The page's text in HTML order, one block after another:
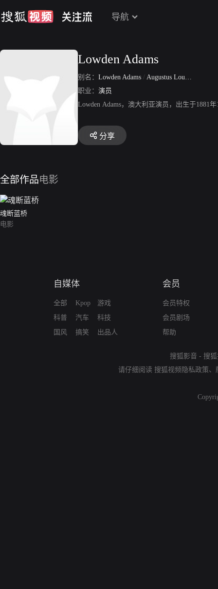
导航
Lowden Adams
别名： Lowden Adams / Augustus Loudon Adams Charles
职业： 演员
Lowden Adams，澳大利亚演员，出生于1881
分享
全部作品电影
魂断蓝桥
电影
自媒体
全部
科普
国风
Kpop
汽车
搞笑
游戏
科技
出品人
会员
会员特权
会员剧场
帮助
搜狐影音 - 搜
请仔细阅读 搜狐视频隐私政策、